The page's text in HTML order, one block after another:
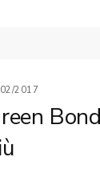
2017